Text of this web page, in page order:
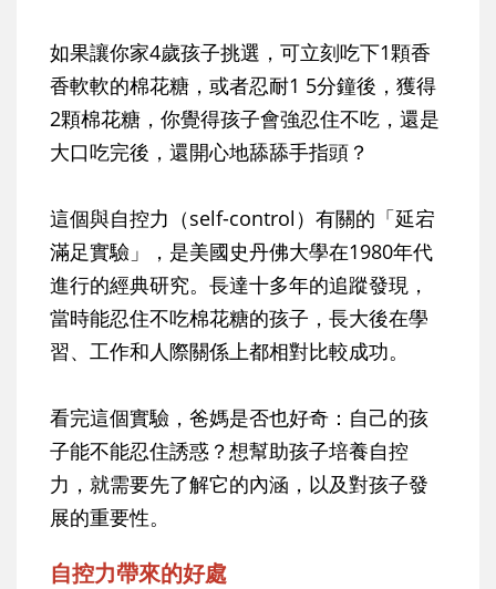
如果讓你家4歲孩子挑選，可立刻吃下1顆香
香軟軟的棉花糖，或者忍耐1 5分鐘後，獲得
2顆棉花糖，你覺得孩子會強忍住不吃，還是
大口吃完後，還開心地舔舔手指頭？
這個與自控力（self-control）有關的「延宕
滿足實驗」，是美國史丹佛大學在1980年代
進行的經典研究。長達十多年的追蹤發現，
當時能忍住不吃棉花糖的孩子，長大後在學
習、工作和人際關係上都相對比較成功。
看完這個實驗，爸媽是否也好奇：自己的孩
子能不能忍住誘惑？想幫助孩子培養自控
力，就需要先了解它的內涵，以及對孩子發
展的重要性。
自控力帶來的好處